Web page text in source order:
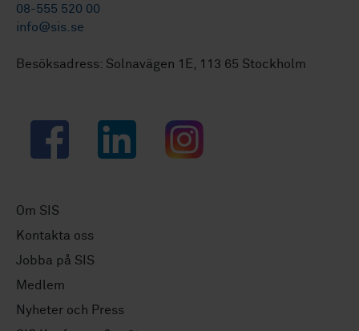
08-555 520 00
info@sis.se
Besöksadress: Solnavägen 1E, 113 65 Stockholm
Facebook LinkedIn Instagram
Om SIS
Kontakta oss
Jobba på SIS
Medlem
Nyheter och Press